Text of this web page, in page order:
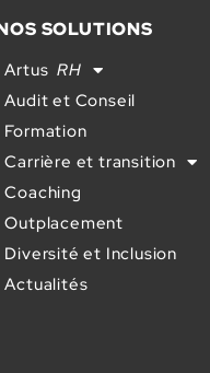
SOLUTIONS
ArtusRH
Audit et Conseil
Formation
Carrière et transition
Coaching
Outplacement
Diversité et Inclusion
Actualités